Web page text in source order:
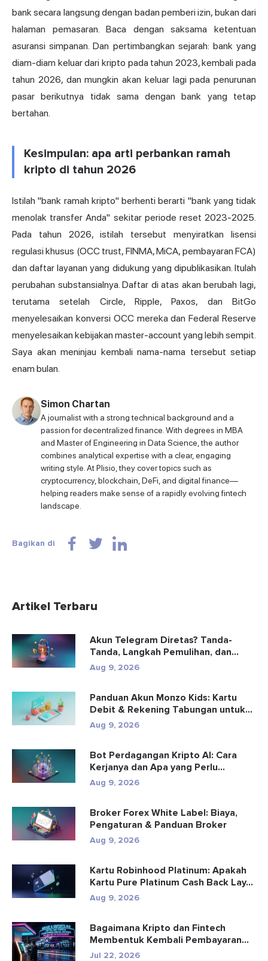
bank secara langsung dengan badan pemberi izin, bukan dari
halaman pemasaran. Baca dengan saksama ketentuan
asuransi simpanan. Dan pertimbangkan sejarah: bank yang
diam-diam keluar dari kripto pada tahun 2023, kembali pada
tahun 2026, dan mungkin akan keluar lagi pada penurunan
pasar berikutnya tidak sama dengan bank yang tetap
bertahan.
Kesimpulan: apa arti perbankan ramah
kripto di tahun 2026
Istilah "bank ramah kripto" berhenti berarti "bank yang tidak
menolak transfer Anda" sekitar periode reset 2023-2025.
Pada tahun 2026, istilah tersebut menyiratkan lisensi
regulasi khusus (OCC trust, FINMA, MiCA, pembayaran FCA)
dan daftar layanan yang didukung yang dipublikasikan. Itulah
perubahan substansialnya. Daftar di atas akan berubah lagi,
terutama setelah Circle, Ripple, Paxos, dan BitGo
menyelesaikan konversi OCC mereka dan Federal Reserve
menyelesaikan kebijakan master-account yang lebih sempit.
Saya akan meninjau kembali nama-nama tersebut setiap
enam bulan.
Simon Chartan
A journalist with a strong technical background and a
passion for decentralized finance. With degrees in MBA
and Master of Engineering in Data Science, the author
combines analytical expertise with a clear, engaging
writing style. At Plisio, they cover topics such as
cryptocurrency, blockchain, DeFi, and digital finance—
helping readers make sense of a rapidly evolving fintech
landscape.
Bagikan di
Artikel Terbaru
Akun Telegram Diretas? Tanda-
Tanda, Langkah Pemulihan, dan
Pencega...
Aug 9, 2026
Panduan Akun Monzo Kids: Kartu
Debit & Rekening Tabungan untuk...
Aug 9, 2026
Bot Perdagangan Kripto AI: Cara
Kerjanya dan Apa yang Perlu
Diketa...
Aug 9, 2026
Broker Forex White Label: Biaya,
Pengaturan & Panduan Broker
Aug 9, 2026
Kartu Robinhood Platinum: Apakah
Kartu Pure Platinum Cash Back Lay...
Aug 9, 2026
Bagaimana Kripto dan Fintech
Membentuk Kembali Pembayaran
dan Hibu...
Jul 22, 2026